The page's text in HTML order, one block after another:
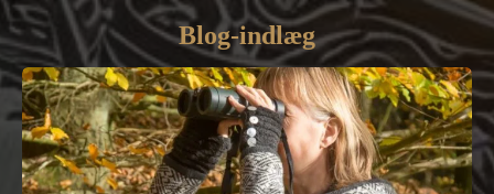
Blog-indlæg